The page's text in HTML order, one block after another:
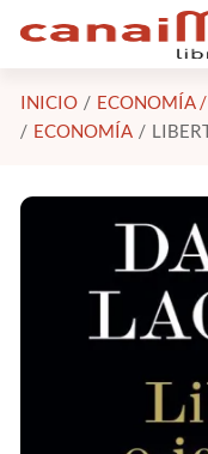
Saltar al contenido
INICIO ECONOMÍA /
ECONOMÍA